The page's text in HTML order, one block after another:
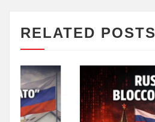
RELATED POSTS